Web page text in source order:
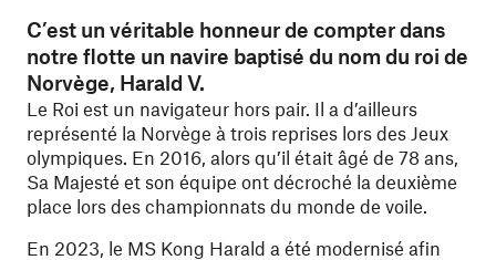
C’est un véritable honneur de compter dans
notre flotte un navire baptisé du nom du roi de
Norvège, Harald V.
Le Roi est un navigateur hors pair. Il a d’ailleurs
représenté la Norvège à trois reprises lors des Jeux
olympiques. En 2016, alors qu’il était âgé de 78 ans,
Sa Majesté et son équipe ont décroché la deuxième
place lors des championnats du monde de voile.
En 2023, le MS Kong Harald a été modernisé afin